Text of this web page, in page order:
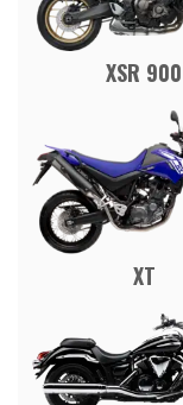
XSR 900
XT